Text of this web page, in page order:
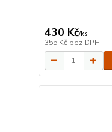
430 Kč/ks
355 Kč bez DPH